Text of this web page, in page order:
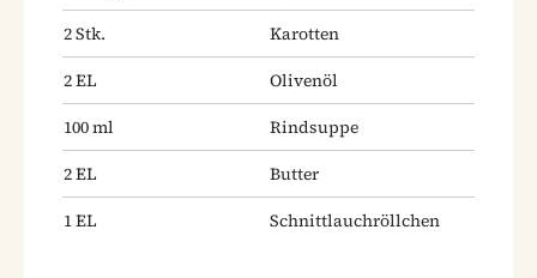
2Stk.
Karotten
2EL
Olivenöl
100ml
Rindsuppe
2EL
Butter
1EL Schnittlauchröllchen